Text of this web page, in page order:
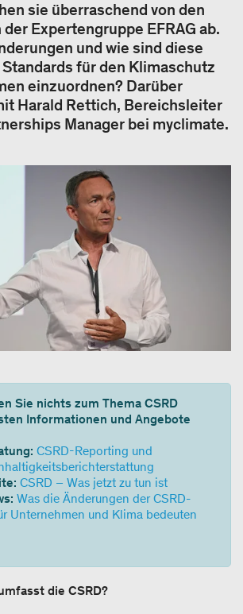
sie überraschend von den
Expertengruppe EFRAG ab.
und wie sind diese
für den Klimaschutz
einzuordnen? Darüber
Harald Rettich, Bereichsleiter
Manager bei myclimate.
Sie nichts zum Thema CSRD
Informationen und Angebote
CSRD-Reporting und
CSRD – Was jetzt zu tun ist
Was die Änderungen der CSRD-
Unternehmen und Klima bedeuten
die CSRD?